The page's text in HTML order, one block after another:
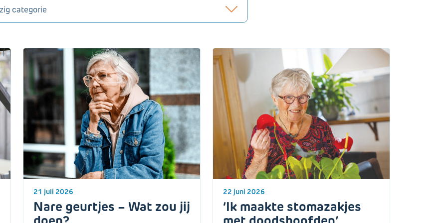
21 juli 2026
Nare geurtjes – Wat zou jij
22 juni 2026
‘Ik maakte stomazakjes